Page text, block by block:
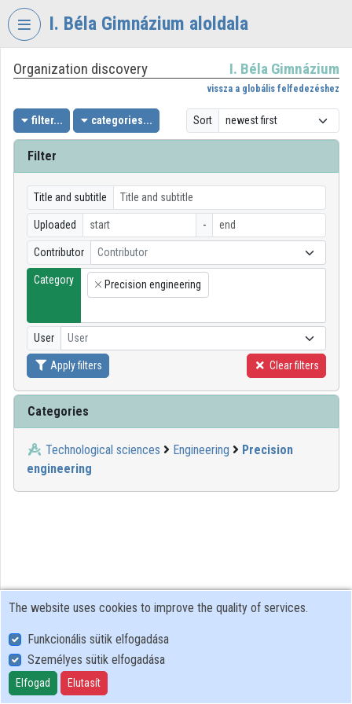
Skip header
I. Béla Gimnázium aloldala
VIDEOTORIUM
BÉLA
GIMNÁZIUM
Log In
Organization discovery
Categories
Organizations
Organization discovery I. Béla Gimnázium
vissza a globális felfedezéshez
filter... categories... Sort
Filter
Title and subtitle
Uploaded -
Contributor Contributor
Category
×
Precision engineering
User User
Apply filters Clear filters
Categories
Technological sciences Engineering
Precision
engineering
User Policy
Adatkezelési tájékoztató (en)
Cookie Policy
The website uses cookies to improve the quality of services.
Funkcionális sütik elfogadása
Személyes sütik elfogadása
Elfogad Elutasít